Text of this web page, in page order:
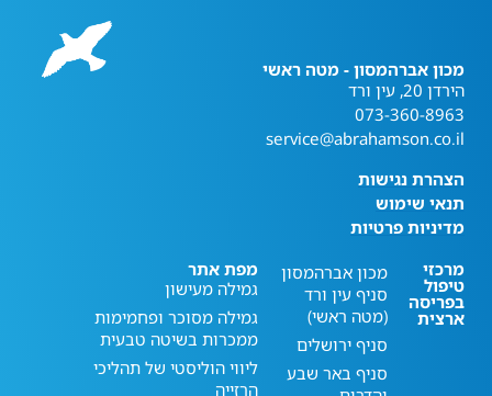
מכון אברהמסון - מטה ראשי
הירדן 20, עין ורד
073-360-8963
service@abrahamson.co.il
הצהרת נגישות
תנאי שימוש
מדיניות פרטיות
מרכזי
טיפול
בפריסה
ארצית
מכון אברהמסון
סניף עין ורד
(מטה ראשי)
סניף ירושלים
סניף באר שבע
מפת אתר
גמילה מעישון
גמילה מסוכר ופחמימות
ממכרות בשיטה טבעית
ליווי הוליסטי של תהליכי
הרזייה